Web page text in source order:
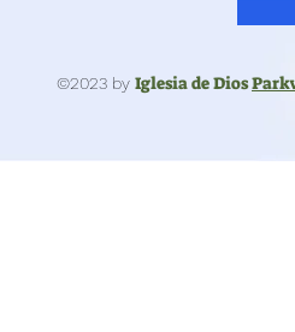
©2023 by Iglesia de Dios